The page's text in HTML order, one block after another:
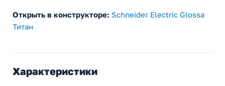
Открыть в конструкторе: Schneider Electric Glossa
Титан
Характеристики